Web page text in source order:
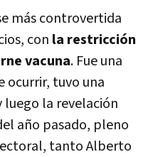
más controvertida
con la restricción
vacuna. Fue una
ocurrir, tuvo una
luego la revelación
año pasado, pleno
tanto Alberto